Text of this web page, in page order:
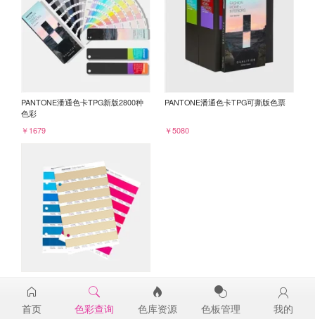
PANTONE潘通色卡TPG新版2800种
色彩
￥1679
PANTONE潘通色卡TPG可撕版色票
￥5080
14-1116TPG
￥98
首页 色彩查询 色库资源 色板管理 我的